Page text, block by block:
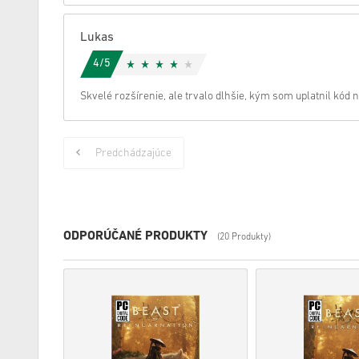
Lukas
4/5
Skvelé rozšírenie, ale trvalo dlhšie, kým som uplatnil kód
Predchádzajúce
ODPORÚČANÉ PRODUKTY (20 Produkty)